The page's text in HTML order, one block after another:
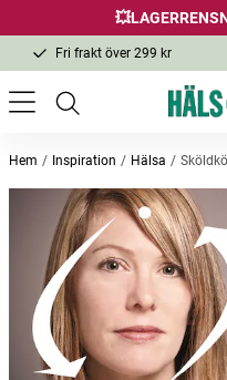
Fri frakt över 299 kr
Samma pris i butik & online
Fri frakt över 299 kr
Hem Inspiration Hälsa